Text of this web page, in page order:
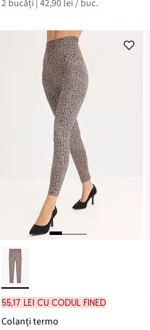
este
de
129,80 lei
2 bucăți | 42,90 lei / buc.
55,17 lei cu codul FINED
Colanți termo